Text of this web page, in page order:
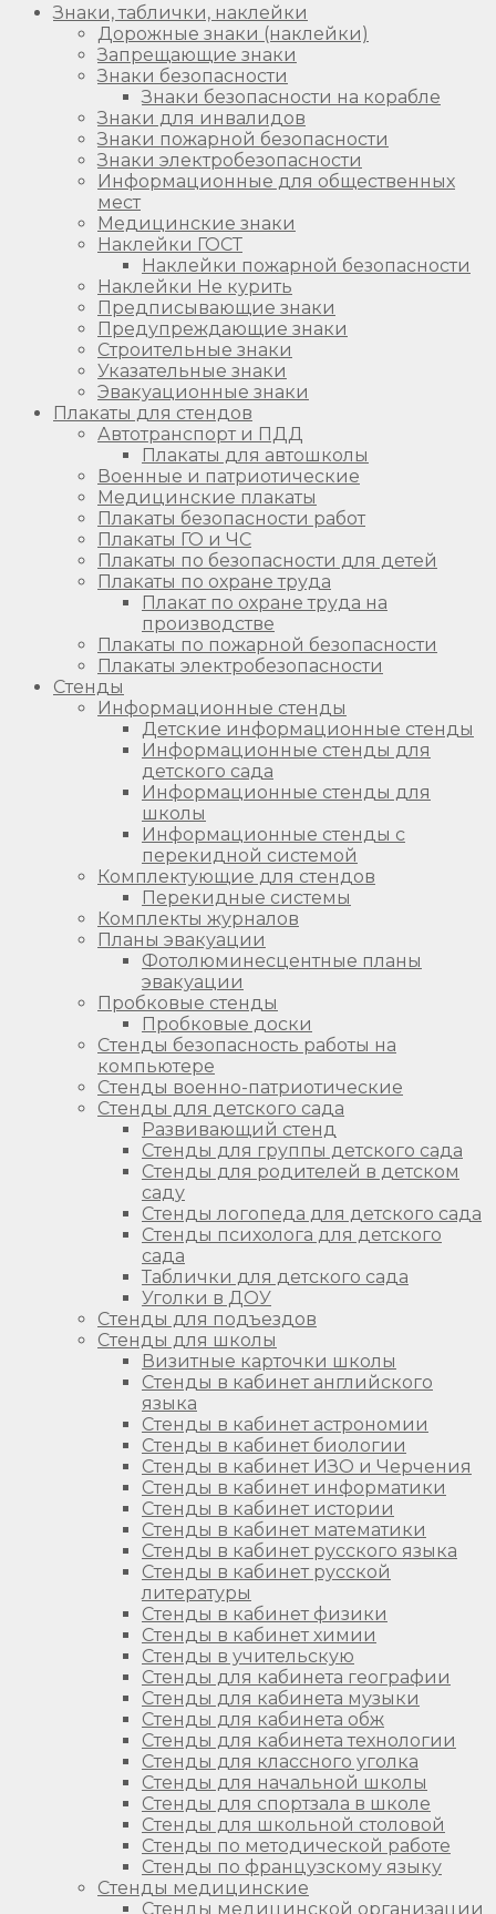
Знаки, таблички, наклейки
Дорожные знаки (наклейки)
Запрещающие знаки
Знаки безопасности
Знаки безопасности на корабле
Знаки для инвалидов
Знаки пожарной безопасности
Знаки электробезопасности
Информационные для общественных
мест
Медицинские знаки
Наклейки ГОСТ
Наклейки пожарной безопасности
Наклейки Не курить
Предписывающие знаки
Предупреждающие знаки
Строительные знаки
Указательные знаки
Эвакуационные знаки
Плакаты для стендов
Автотранспорт и ПДД
Плакаты для автошколы
Военные и патриотические
Медицинские плакаты
Плакаты безопасности работ
Плакаты ГО и ЧС
Плакаты по безопасности для детей
Плакаты по охране труда
Плакат по охране труда на
производстве
Плакаты по пожарной безопасности
Плакаты электробезопасности
Стенды
Информационные стенды
Детские информационные стенды
Информационные стенды для
детского сада
Информационные стенды для
школы
Информационные стенды с
перекидной системой
Комплектующие для стендов
Перекидные системы
Комплекты журналов
Планы эвакуации
Фотолюминесцентные планы
эвакуации
Пробковые стенды
Пробковые доски
Стенды безопасность работы на
компьютере
Стенды военно-патриотические
Стенды для детского сада
Развивающий стенд
Стенды для группы детского сада
Стенды для родителей в детском
саду
Стенды логопеда для детского сада
Стенды психолога для детского
сада
Таблички для детского сада
Уголки в ДОУ
Стенды для подъездов
Стенды для школы
Визитные карточки школы
Стенды в кабинет английского
языка
Стенды в кабинет астрономии
Стенды в кабинет биологии
Стенды в кабинет ИЗО и Черчения
Стенды в кабинет информатики
Стенды в кабинет истории
Стенды в кабинет математики
Стенды в кабинет русского языка
Стенды в кабинет русской
литературы
Стенды в кабинет физики
Стенды в кабинет химии
Стенды в учительскую
Стенды для кабинета географии
Стенды для кабинета музыки
Стенды для кабинета обж
Стенды для кабинета технологии
Стенды для классного уголка
Стенды для начальной школы
Стенды для спортзала в школе
Стенды для школьной столовой
Стенды по методической работе
Стенды по французскому языку
Стенды медицинские
Стенды медицинской организации